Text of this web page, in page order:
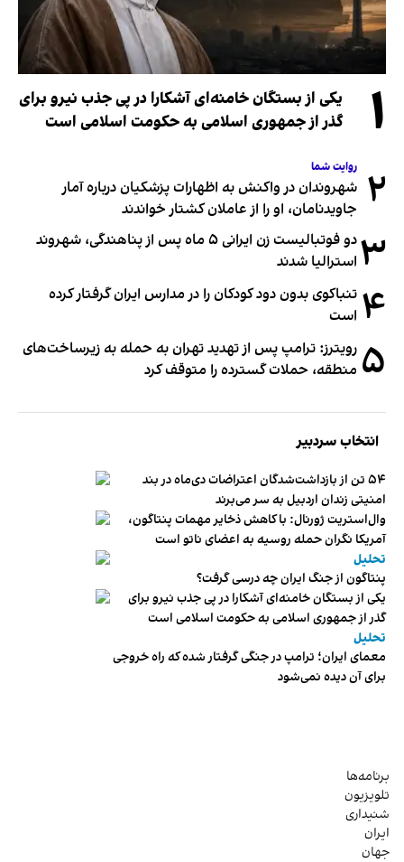
۱
یکی از بستگان خامنه‌ای آشکارا در پی جذب نیرو برای
گذر از جمهوری اسلامی به حکومت اسلامی است
۲ روایت شما
شهروندان در واکنش به اظهارات پزشکیان درباره آمار
جاویدنامان، او را از عاملان کشتار خواندند
۳
دو فوتبالیست زن ایرانی ۵ ماه پس از پناهندگی، شهروند
استرالیا شدند
۴ تنباکوی بدون دود کودکان را در مدارس ایران گرفتار کرده
است
۵ رویترز: ترامپ پس از تهدید تهران به حمله به زیرساخت‌های
منطقه، حملات گسترده را متوقف کرد
انتخاب سردبیر
۵۴ تن از بازداشت‌شدگان اعتراضات دی‌ماه در بند
امنیتی زندان اردبیل به سر می‌برند
وال‌استریت ژورنال: با کاهش ذخایر مهمات پنتاگون،
آمریکا نگران حمله روسیه به اعضای ناتو‌ است
تحلیل
پنتاگون از جنگ ایران چه درسی گرفت؟
یکی از بستگان خامنه‌ای آشکارا در پی جذب نیرو برای
گذر از جمهوری اسلامی به حکومت اسلامی است
تحلیل
معمای ایران؛ ترامپ در جنگی گرفتار شده که راه خروجی
برای آن دیده نمی‌شود
برنامه‌ها
تلویزیون
شنیداری
ایران
جهان